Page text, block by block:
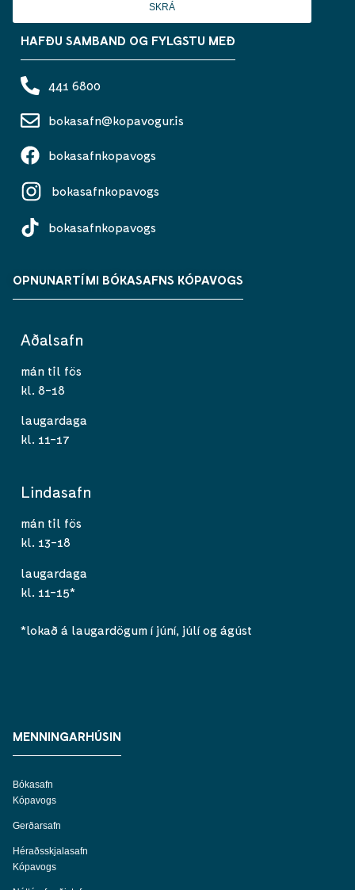
SKRÁ
HAFÐU SAMBAND OG FYLGSTU MEÐ
441 6800
bokasafn@kopavogur.is
bokasafnkopavogs
bokasafnkopavogs
bokasafnkopavogs
OPNUNARTÍMI BÓKASAFNS KÓPAVOGS
Aðalsafn
mán til fös
kl. 8-18
laugardaga
kl. 11-17
Lindasafn
mán til fös
kl. 13-18
laugardaga
kl. 11-15*
*lokað á laugardögum í júní, júlí og ágúst
MENNINGARHÚSIN
Bókasafn
Kópavogs
Gerðarsafn
Héraðsskjalasafn
Kópavogs